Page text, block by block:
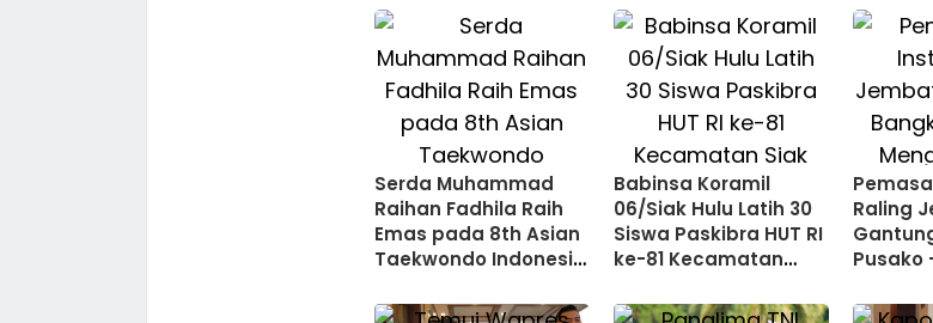
Serda Muhammad
Raihan Fadhila Raih
Emas pada 8th Asian
Taekwondo Indonesia
2026
Babinsa Koramil
06/Siak Hulu Latih 30
Siswa Paskibra HUT RI
ke-81 Kecamatan
Raling
Pusako
Progres